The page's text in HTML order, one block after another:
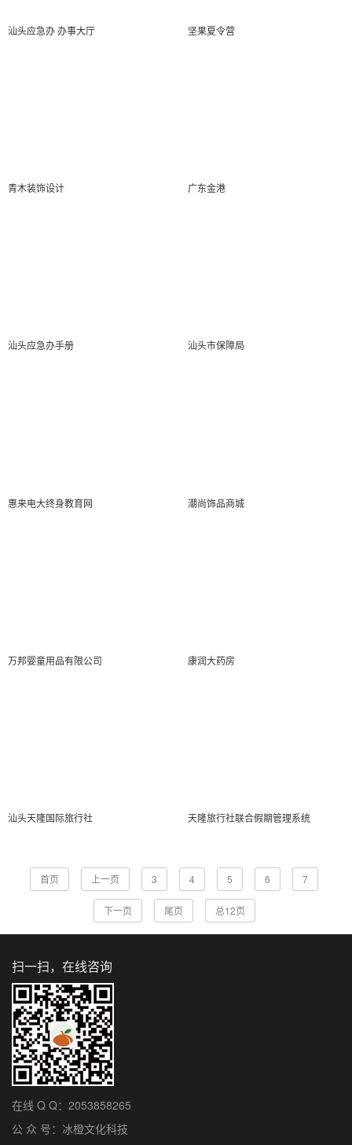
汕头应急办 办事大厅 坚果夏令营
青木装饰设计 广东金港
汕头应急办手册 汕头市保障局
惠来电大终身教育网 潮尚饰品商城
万邦婴童用品有限公司 康润大药房
汕头天隆国际旅行社 天隆旅行社联合假期管理系统
首页 上一页 3 4 5 6 7
下一页 尾页 总12页
扫一扫，在线咨询
在线 Q Q：2053858265
公 众 号：冰橙文化科技